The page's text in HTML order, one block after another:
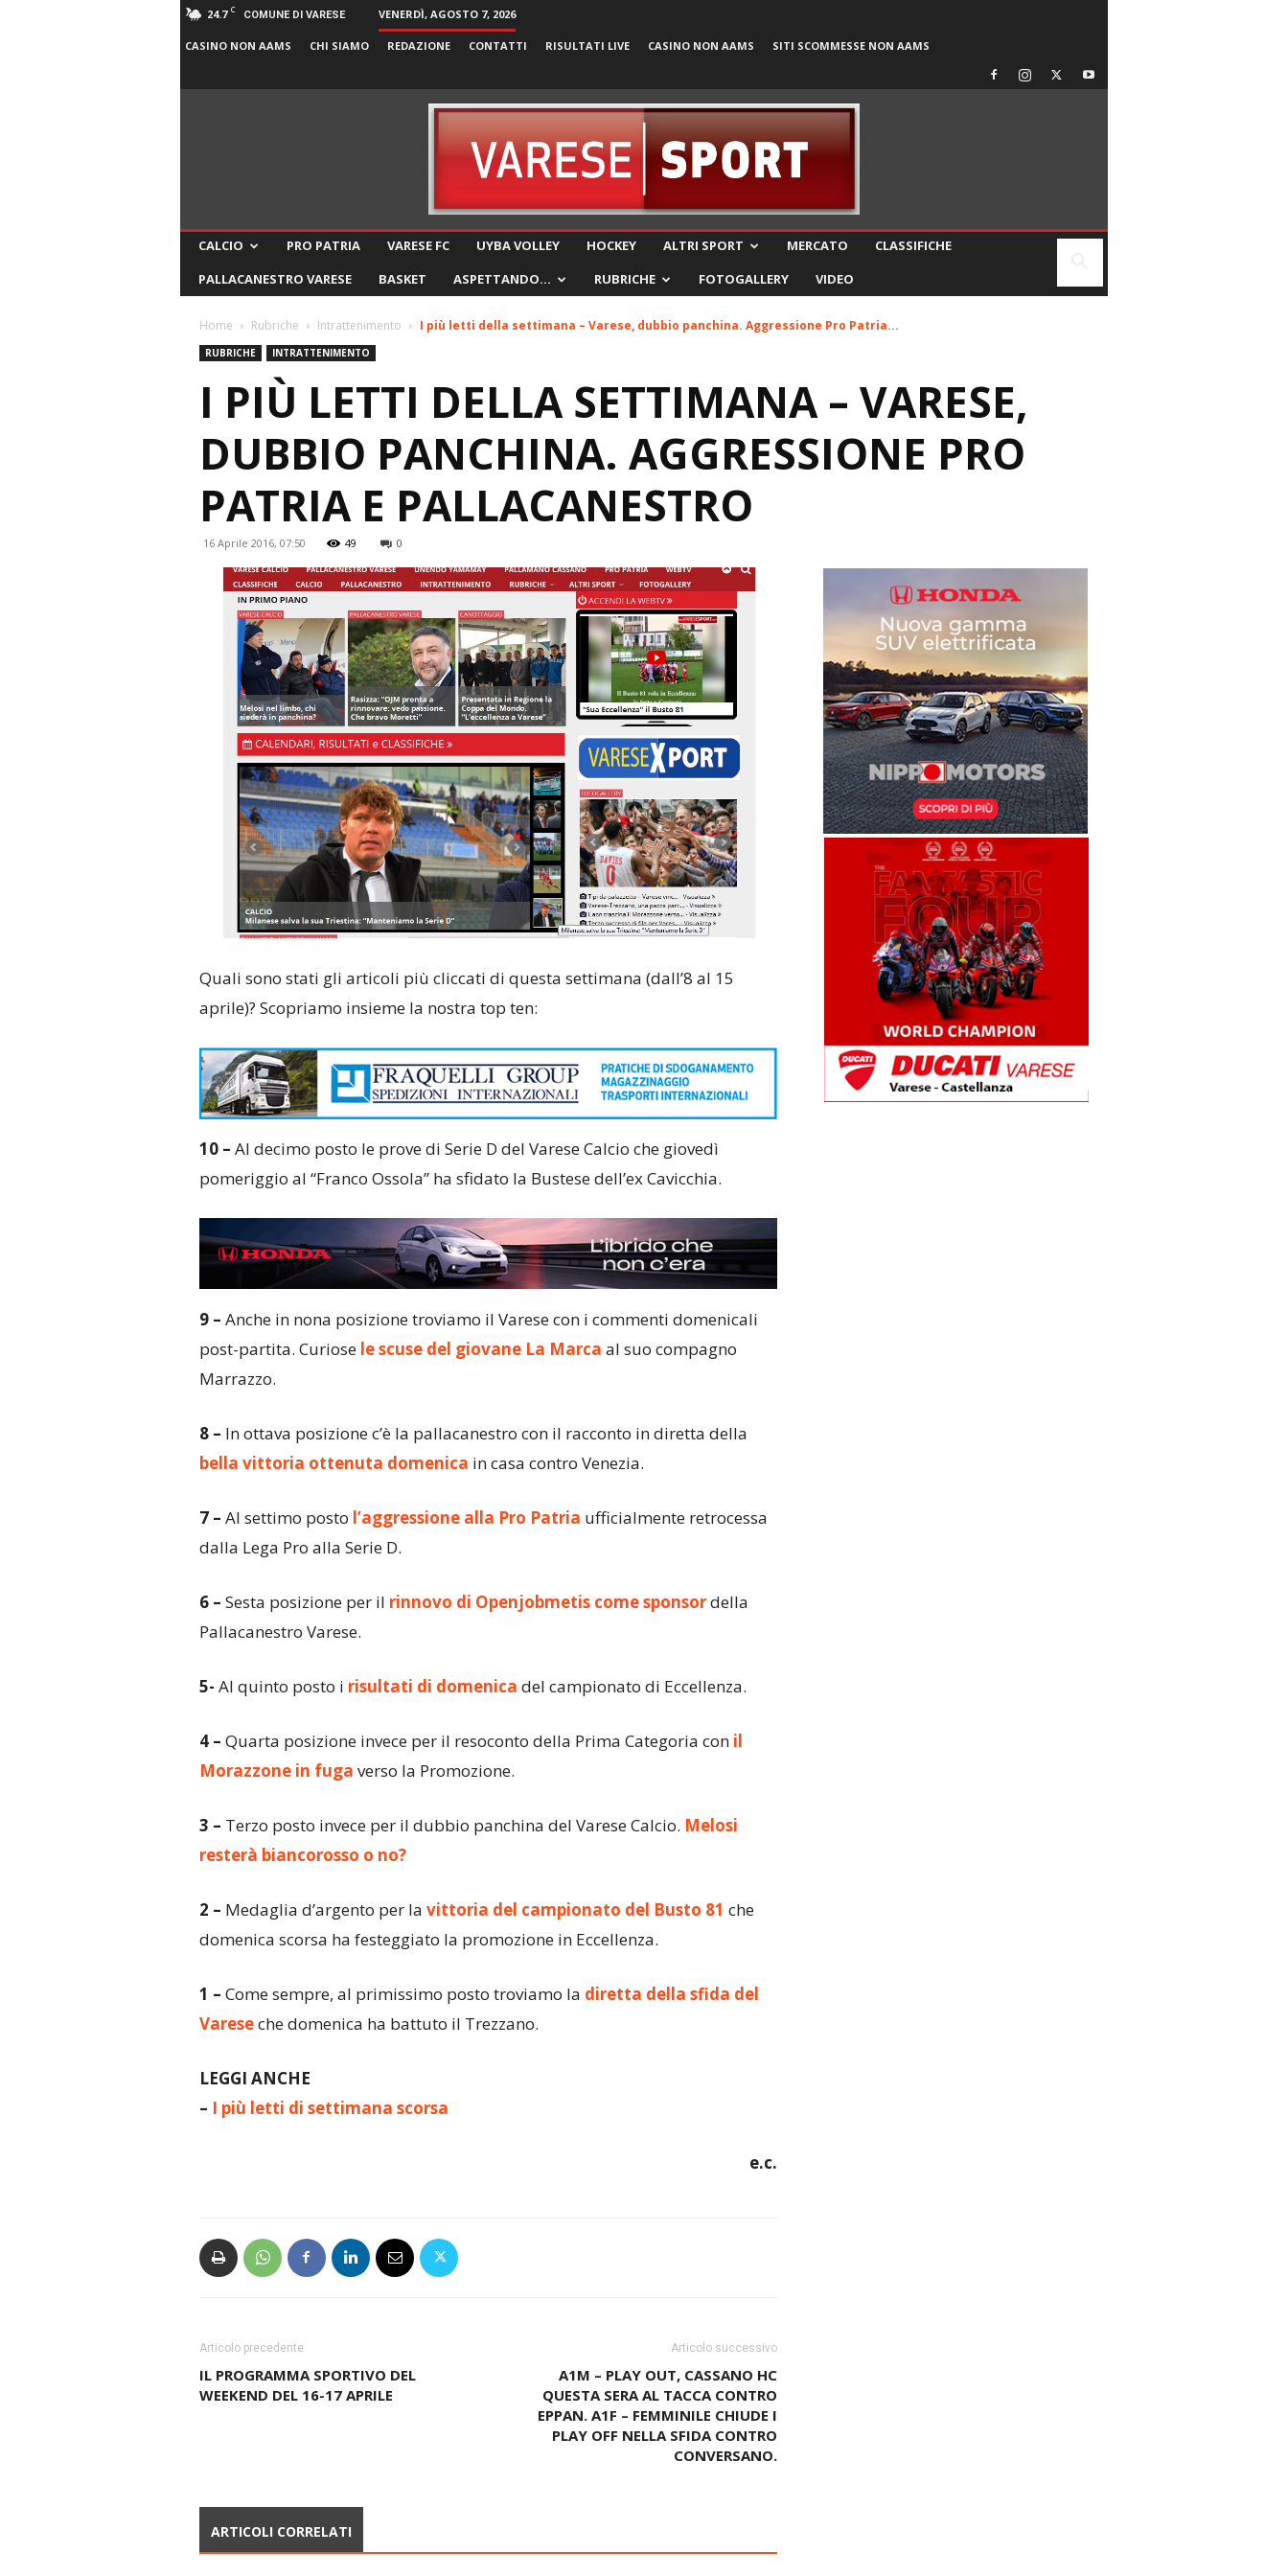
24.7 C COMUNE DI VARESE VENERDÌ, AGOSTO 7, 2026
CASINO NON AAMS CHI SIAMO REDAZIONE CONTATTI RISULTATI LIVE CASINO NON AAMS SITI SCOMMESSE NON AAMS
CALCIO PRO PATRIA VARESE FC UYBA VOLLEY HOCKEY ALTRI SPORT MERCATO
CLASSIFICHE
PALLACANESTRO VARESE
BASKET ASPETTANDO… RUBRICHE FOTOGALLERY VIDEO
Home Rubriche Intrattenimento I più letti della settimana – Varese, dubbio panchina. Aggressione Pro Patria...
RUBRICHE INTRATTENIMENTO
I PIÙ LETTI DELLA SETTIMANA – VARESE,
DUBBIO PANCHINA. AGGRESSIONE PRO
PATRIA E PALLACANESTRO
16 Aprile 2016, 07:50 49 0
Quali sono stati gli articoli più cliccati di questa settimana (dall’8 al 15
aprile)? Scopriamo insieme la nostra top ten:
10 – Al decimo posto le prove di Serie D del Varese Calcio che giovedì
pomeriggio al “Franco Ossola” ha sfidato la Bustese dell’ex Cavicchia.
9 – Anche in nona posizione troviamo il Varese con i commenti domenicali
post-partita. Curiosele scuse del giovane La Marca al suo compagno
Marrazzo.
8 – In ottava posizione c’è la pallacanestro con il racconto in diretta della
bella vittoria ottenuta domenica in casa contro Venezia.
7 – Al settimo posto l’aggressione alla Pro Patria ufficialmente retrocessa
dalla Lega Pro alla Serie D.
6 – Sesta posizione per il rinnovo di Openjobmetis come sponsordella
Pallacanestro Varese.
5- Al quinto posto i risultati di domenica del campionato di Eccellenza.
4 – Quarta posizione invece per il resoconto della Prima Categoria con il
Morazzone in fuga verso la Promozione.
3 – Terzo posto invece per il dubbio panchina del Varese Calcio. Melosi
resterà biancorosso o no?
2 – Medaglia d’argento per la vittoria del campionato del Busto 81 che
domenica scorsa ha festeggiato la promozione in Eccellenza.
1 – Come sempre, al primissimo posto troviamo la diretta della sfida del
Vareseche domenica ha battuto il Trezzano.
LEGGI ANCHE
– I più letti di settimana scorsa
e.c.
Articolo precedente
IL PROGRAMMA SPORTIVO DEL
WEEKEND DEL 16-17 APRILE
Articolo successivo
A1M – PLAY OUT, CASSANO HC
QUESTA SERA AL TACCA CONTRO
EPPAN. A1F – FEMMINILE CHIUDE I
PLAY OFF NELLA SFIDA CONTRO
CONVERSANO.
ARTICOLI CORRELATI